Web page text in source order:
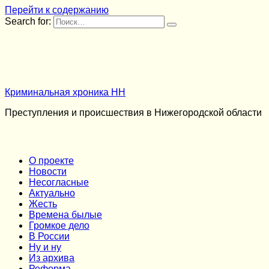
Перейти к содержанию
Search for:
Криминальная хроника НН
Преступления и происшествия в Нижегородской области
О проекте
Новости
Несогласные
Актуально
Жесть
Времена былые
Громкое дело
В России
Ну и ну
Из архива